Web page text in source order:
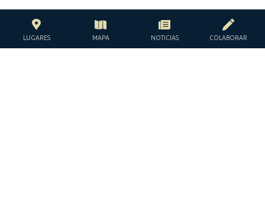
LUGARES MAPA NOTICIAS COLABORAR